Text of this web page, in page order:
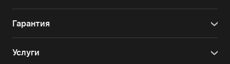
Гарантия
Услуги